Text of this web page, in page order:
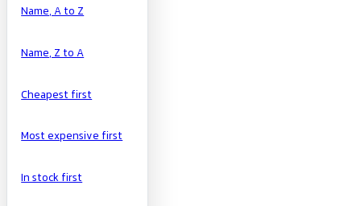
Name, A to Z
Name, Z to A
Cheapest first
Most expensive first
In stock first